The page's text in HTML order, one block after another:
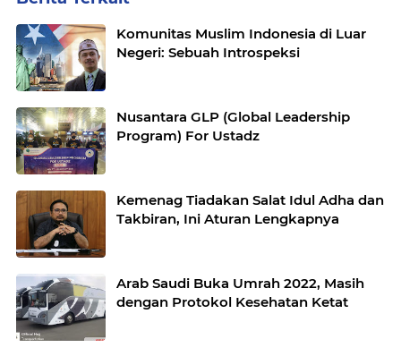
Komunitas Muslim Indonesia di Luar
Negeri: Sebuah Introspeksi
Nusantara GLP (Global Leadership
Program) For Ustadz
Kemenag Tiadakan Salat Idul Adha dan
Takbiran, Ini Aturan Lengkapnya
Arab Saudi Buka Umrah 2022, Masih
dengan Protokol Kesehatan Ketat